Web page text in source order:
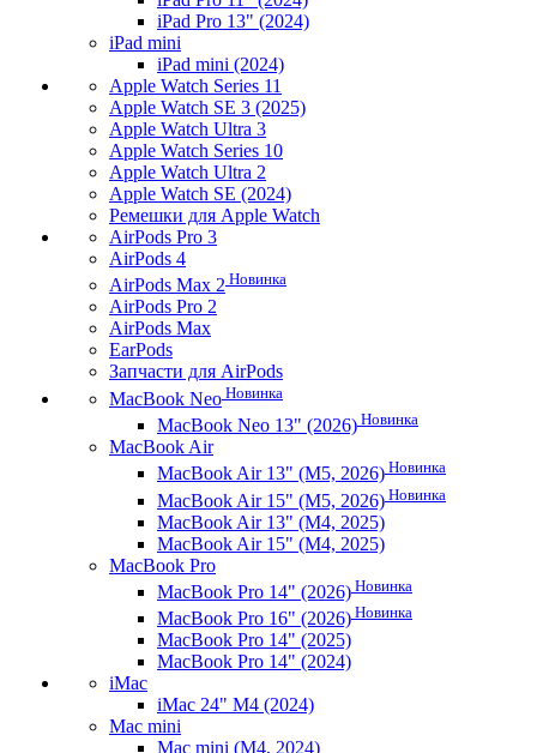
iPad Pro 13" (2024)
iPad mini
iPad mini (2024)
Apple Watch Series 11
Apple Watch SE 3 (2025)
Apple Watch Ultra 3
Apple Watch Series 10
Apple Watch Ultra 2
Apple Watch SE (2024)
Ремешки для Apple Watch
AirPods Pro 3
AirPods 4
AirPods Max 2 Новинка
AirPods Pro 2
AirPods Max
EarPods
Запчасти для AirPods
MacBook Neo Новинка
MacBook Neo 13" (2026) Новинка
MacBook Air
MacBook Air 13" (M5, 2026) Новинка
MacBook Air 15" (M5, 2026) Новинка
MacBook Air 13" (M4, 2025)
MacBook Air 15" (M4, 2025)
MacBook Pro
MacBook Pro 14" (2026) Новинка
MacBook Pro 16" (2026) Новинка
MacBook Pro 14" (2025)
MacBook Pro 14" (2024)
iMac
iMac 24" M4 (2024)
Mac mini
Mac mini (M4, 2024)